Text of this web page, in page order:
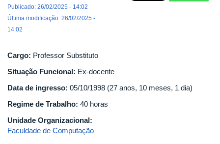
Publicado: 26/02/2025 - 14:02
Última modificação: 26/02/2025 -
14:02
Cargo: Professor Substituto
Situação Funcional: Ex-docente
Data de ingresso: 05/10/1998 (27 anos, 10 meses, 1 dia)
Regime de Trabalho: 40 horas
Unidade Organizacional:
Faculdade de Computação